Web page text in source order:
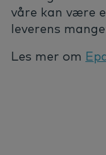
våre kan være
leverens
Les mer om